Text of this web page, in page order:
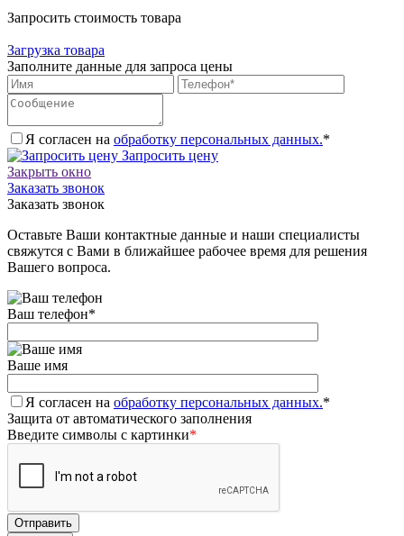
Запросить стоимость товара
Загрузка товара
Заполните данные для запроса цены
Я согласен на обработку персональных данных.*
Запросить цену
Закрыть окно
Заказать звонок
Заказать звонок
Оставьте Ваши контактные данные и наши специалисты
свяжутся с Вами в ближайшее рабочее время для решения
Вашего вопроса.
Ваш телефон*
Ваше имя
Я согласен на обработку персональных данных.*
Защита от автоматического заполнения
Введите символы с картинки*